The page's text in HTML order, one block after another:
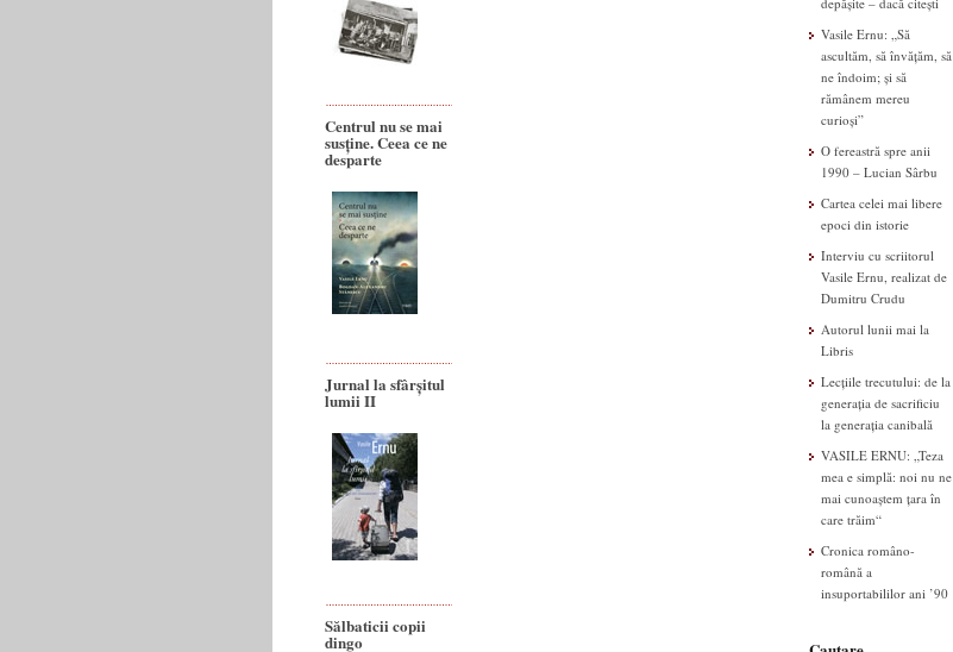
Centrul nu se mai
susține. Ceea ce ne
desparte
Jurnal la sfârșitul
lumii II
Sălbaticii copii
dingo
Vasile Ernu: „Să
ascultăm, să învățăm, să
ne îndoim; și să
rămânem mereu
curioși”
O fereastră spre anii
1990 – Lucian Sârbu
Cartea celei mai libere
epoci din istorie
Interviu cu scriitorul
Vasile Ernu, realizat de
Dumitru Crudu
Autorul lunii mai la
Libris
Lecțiile trecutului: de la
generația de sacrificiu
la generația canibală
VASILE ERNU: „Teza
mea e simplă: noi nu ne
mai cunoaștem țara în
care trăim“
Cronica româno-
română a
insuportabililor ani ’90